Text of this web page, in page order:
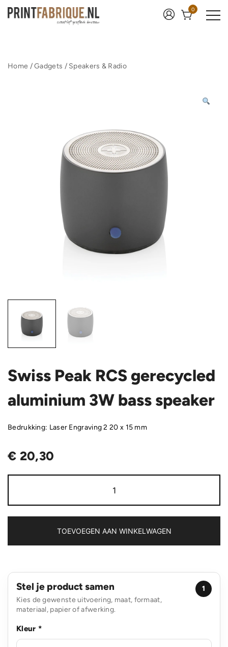
naar
0
Home /Gadgets / Speakers & Radio
Swiss Peak RCS gerecycled
aluminium 3W bass speaker
Bedrukking: Laser Engraving 2 20 x 15 mm
€ 20,30
Peak
aluminium
3W
speaker
TOEVOEGEN AAN WINKELWAGEN
Stel je product samen
Kies de gewenste uitvoering, maat, formaat,
materiaal, papier of afwerking.
1
Kleur *